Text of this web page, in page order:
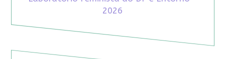
2026